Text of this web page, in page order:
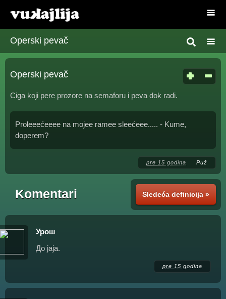
Operski pevač
Operski pevač
Ciga koji pere prozore na semaforu i peva dok radi.
Proleeećeeee na mojee ramee sleećeee..... - Kume,
doperem?
pre 15 godina Puž
Sledeća definicija »
Komentari
Урош
До јаја.
pre 15 godina